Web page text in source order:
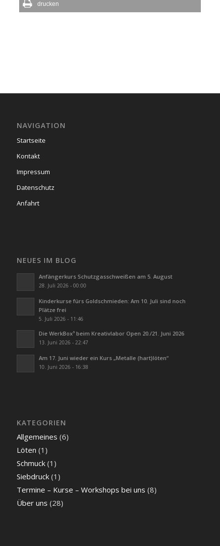
drucken
NAVIGATION
Startseite
Kontakt
Impressum
Datenschutz
Anfahrt
NEUES IM BLOG
Anfängerkurs Schutzgasschweißen am 5. August
28. Juli 2026 - 00:00
Kinderkurse fürs Goldschmieden: Am 10. Juli sind noch
Plätze frei
5. Juli 2026 - 11:46
Die WerkBox³ beim Kreativlabor Open 20./21. Juni 2026
13. Juni 2026 - 22:47
Am 17. Juni wieder ein Kurs „Metalle (hart)löten“
10. Juni 2026 - 16:38
KATEGORIEN
Allgemeines (6)
Löten (1)
Schmuck(1)
Siebdruck(1)
Termine – Kurse – Workshops bei uns (8)
Über uns (28)